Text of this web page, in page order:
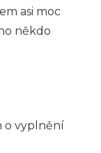
asi moc
někdo
o vyplnění